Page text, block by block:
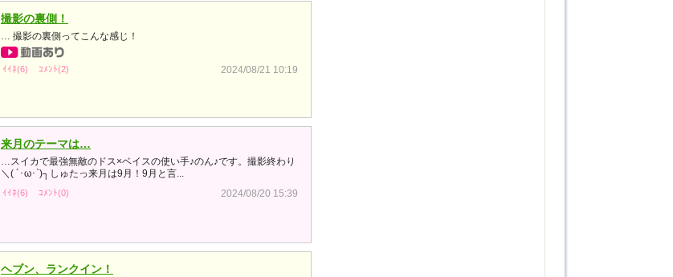
撮影の裏側！
… 撮影の裏側ってこんな感じ！
ｲｲﾈ(6) ｺﾒﾝﾄ(2) 2024/08/21 10:19
来月のテーマは…
…スイカで最強無敵のドス×ベイスの使い手♪のん♪です。撮影終わり
＼( ´･ω･`)┐しゅたっ来月は9月！9月と言...
ｲｲﾈ(6) ｺﾒﾝﾄ(0) 2024/08/20 15:39
ヘブン、ランクイン！